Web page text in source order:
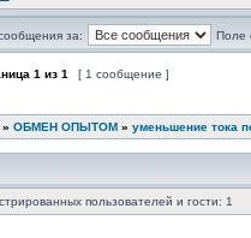
за: Поле
1 из 1 [ 1 сообщение ]
» ОБМЕН ОПЫТОМ » уменьшение тока
пользователей и гости: 1